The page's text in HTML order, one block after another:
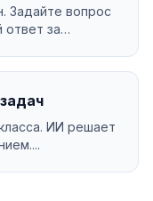
Задайте вопрос
ответ за
ИИ решает